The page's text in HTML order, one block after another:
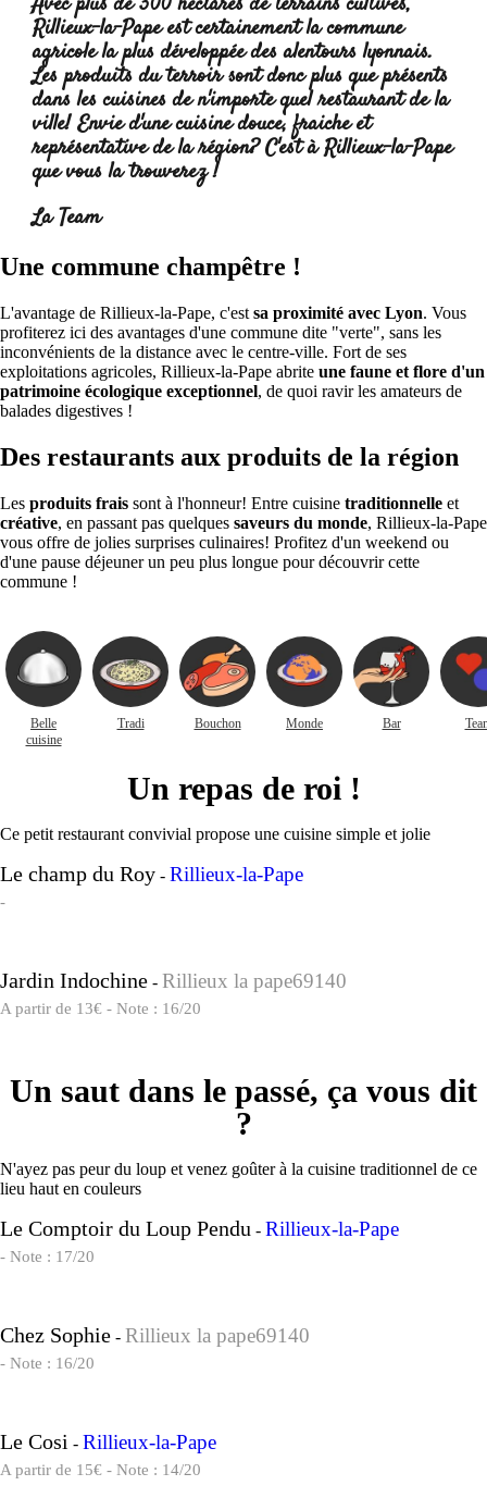
Rillieux-la-Pape est certainement la commune
agricole la plus développée des alentours lyonnais.
Les produits du terroirsont donc plus que présents
dans les cuisines de n'importe quel restaurant de la
ville! Envie d'une cuisine douce, fraiche et
représentative de la région? C'est à Rillieux-la-Pape
que vous la trouverez !
La Team
Une commune champêtre !
L'avantage de Rillieux-la-Pape, c'est sa proximité avec Lyon. Vous
profiterez ici des avantages d'une commune dite "verte", sans les
inconvénients de la distance avec le centre-ville. Fort de ses
exploitations agricoles, Rillieux-la-Pape abrite une faune et flore d'un
patrimoine écologique exceptionnel, de quoi ravir les amateurs de
balades digestives !
Des restaurants aux produits de la région
Les produits frais sont à l'honneur! Entre cuisine traditionnelle et
créative, en passant pas quelques saveurs du monde, Rillieux-la-Pape
vous offre de jolies surprises culinaires! Profitez d'un weekend ou
d'une pause déjeuner un peu plus longue pour découvrir cette
commune !
Belle
cuisine
Tradi Bouchon Monde Bar
Un repas de roi !
Ce petit restaurant convivial propose une cuisine simple et jolie
Le champ du Roy - Rillieux-la-Pape
-
Jardin Indochine - Rillieux la pape69140
A partir de 13€ - Note : 16/20
Un saut dans le passé, ça vous dit
?
N'ayez pas peur du loup et venez goûter à la cuisine traditionnel de ce
lieu haut en couleurs
Le Comptoir du Loup Pendu - Rillieux-la-Pape
- Note : 17/20
Chez Sophie - Rillieux la pape69140
- Note : 16/20
Le Cosi - Rillieux-la-Pape
A partir de 15€ - Note : 14/20